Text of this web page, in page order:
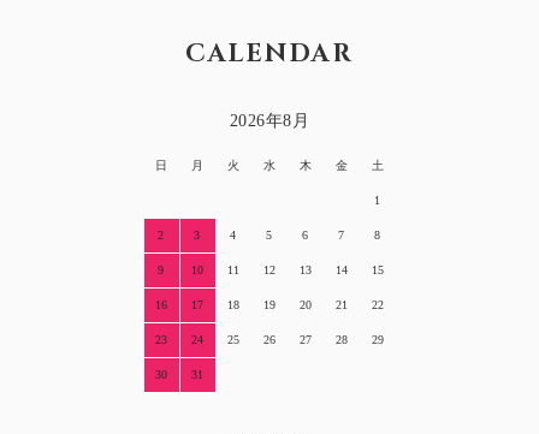
CALENDAR
2026年8月
日 月 火 水 木 金 土
1
2 3 4 5 6 7 8
9 10 11 12 13 14 15
16 17 18 19 20 21 22
23 24 25 26 27 28 29
30 31